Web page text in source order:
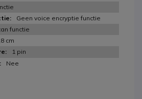
Geen voice encryptie functie
functie
cm
1 pin
Nee